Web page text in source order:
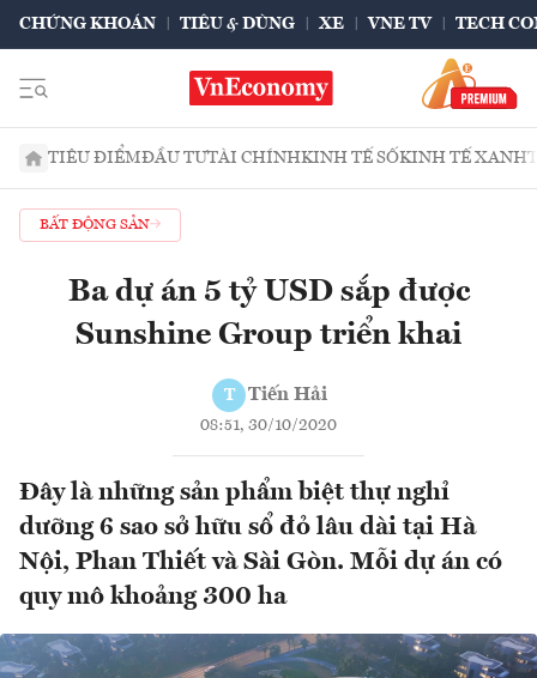
CHỨNG KHOÁN TIÊU & DÙNG XE VNE TV TECH
TIÊU ĐIỂMĐẦU TƯTÀI CHÍNHKINH TẾ SỐKINH TẾ XANH
BẤT ĐỘNG SẢN
Ba dự án 5 tỷ USD sắp được
Sunshine Group triển khai
T Tiến Hải
08:51, 30/10/2020
Đây là những sản phẩm biệt thự nghỉ
dưỡng 6 sao sở hữu sổ đỏ lâu dài tại Hà
Nội, Phan Thiết và Sài Gòn. Mỗi dự án có
quy mô khoảng 300 ha